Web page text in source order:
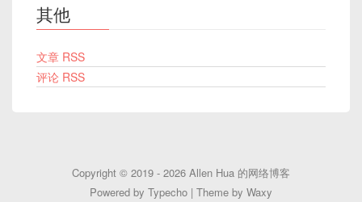
其他
文章 RSS
评论 RSS
Copyright © 2019 - 2026 Allen Hua 的网络博客
Powered by Typecho | Theme by Waxy